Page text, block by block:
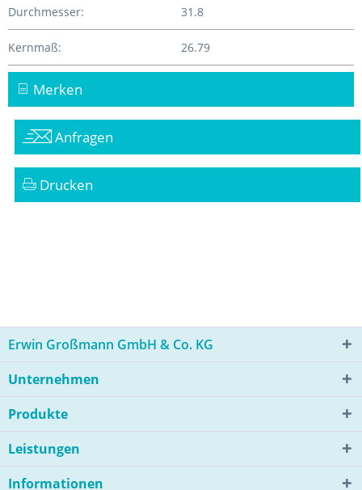
Durchmesser: 31.8
Kernmaß: 26.79
Merken
Anfragen
Drucken
Erwin Großmann GmbH & Co. KG
Unternehmen
Produkte
Leistungen
Informationen